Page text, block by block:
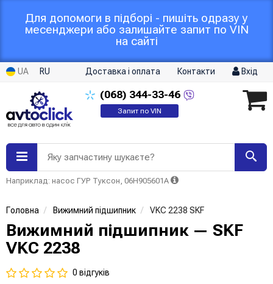
Для допомоги в підборі - пишіть одразу у
месенджери або залишайте запит по VIN
на сайті
UA RU Доставка і оплата Контакти Вхід
(068) 344-33-46
Запит по VIN
Яку запчастину шукаєте?
Наприклад: насос ГУР Туксон, 06H905601A
Головна Вижимний підшипник VKC 2238 SKF
Вижимний підшипник — SKF
VKC 2238
0 відгуків